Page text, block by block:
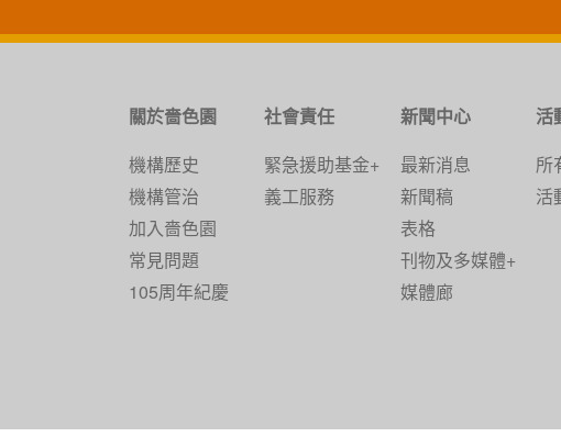
關於嗇色園
機構歷史
機構管治
加入嗇色園
常見問題
105周年紀慶
社會責任
緊急援助基金+
義工服務
新聞中心
最新消息
新聞稿
表格
刊物及多媒體+
媒體廊
活
所
活